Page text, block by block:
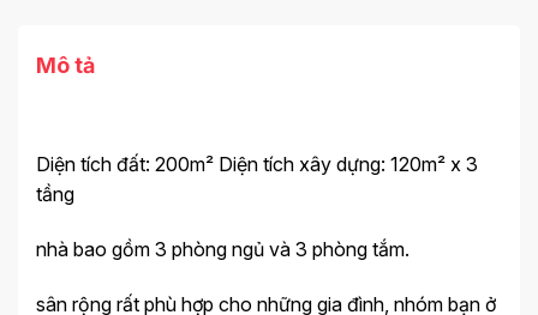
Mô tả
Diện tích đất: 200m² Diện tích xây dựng: 120m² x 3
tầng
nhà bao gồm 3 phòng ngủ và 3 phòng tắm.
sân rộng rất phù hợp cho những gia đình, nhóm bạn ở